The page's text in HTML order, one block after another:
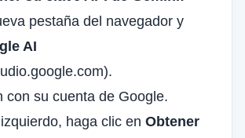
pestaña del navegador y
AI
).
con su cuenta de Google.
haga clic en Obtener